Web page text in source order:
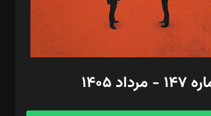
سید‌سبحان‌علی ثابت
برید‌
محمد‌ کاظمی‌نیا
۱۴۰۵